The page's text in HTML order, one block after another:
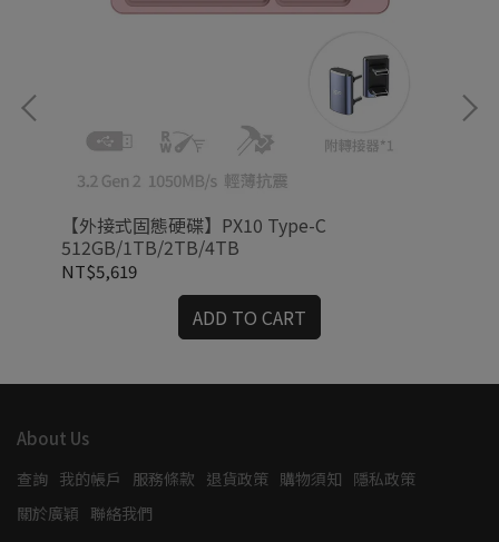
【外接式固態硬碟】PX10 Type-C
512GB/1TB/2TB/4TB
NT$5,619
ADD TO CART
About Us
查詢 我的帳戶 服務條款 退貨政策 購物須知 隱私政策
關於廣穎 聯絡我們